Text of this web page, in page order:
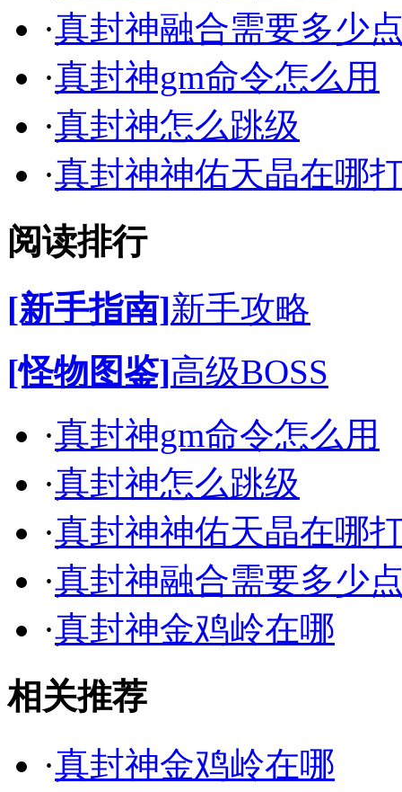
·真封神融合需要多少
·真封神gm命令怎么用
·真封神怎么跳级
·真封神神佑天晶在哪
阅读排行
[新手指南]新手攻略
[怪物图鉴]高级BOSS
·真封神gm命令怎么用
·真封神怎么跳级
·真封神神佑天晶在哪
·真封神融合需要多少
·真封神金鸡岭在哪
相关推荐
·真封神金鸡岭在哪